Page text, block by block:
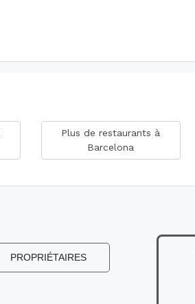
Plus de restaurants à
Barcelona
PROPRIÉTAIRES